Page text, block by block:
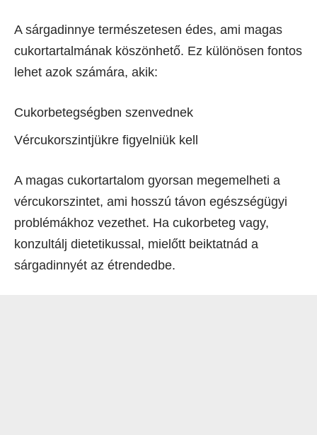
A sárgadinnye természetesen édes, ami magas
cukortartalmának köszönhető. Ez különösen fontos
lehet azok számára, akik:
Cukorbetegségben szenvednek
Vércukorszintjükre figyelniük kell
A magas cukortartalom gyorsan megemelheti a
vércukorszintet, ami hosszú távon egészségügyi
problémákhoz vezethet. Ha cukorbeteg vagy,
konzultálj dietetikussal, mielőtt beiktatnád a
sárgadinnyét az étrendedbe.